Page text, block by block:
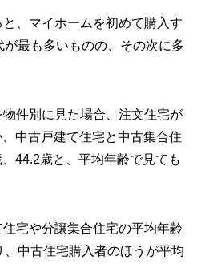
、マイホームを初めて購入す
最も多いものの、その次に多
件別に見た場合、注文住宅が
中古戸建て住宅と中古集合住
44.2歳と、平均年齢で見ても
宅や分譲集合住宅の平均年齢
中古住宅購入者のほうが平均